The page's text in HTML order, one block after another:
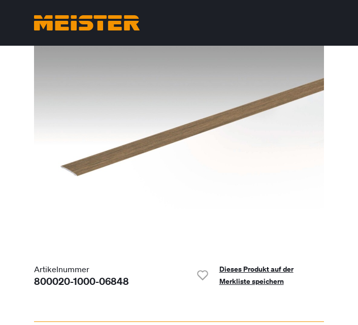
Artikelnummer
800020-1000-06848
Dieses Produkt auf der
Merkliste speichern